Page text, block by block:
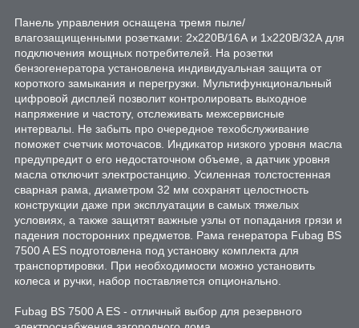
Панель управления оснащена тремя пыле/
влагозащищенными розетками: 2х220В/16А и 1х220В/32А для
подключения мощных потребителей. На розетки
бензогенератора установлена индивидуальная защита от
короткого замыкания и перегрузки. Мультифункциональный
цифровой дисплей позволит контролировать выходное
напряжение и частоту, отслеживать межсервисные
интервалы. Не забыть про очередное техобслуживание
поможет счетчик моточасов. Индикатор низкого уровня масла
предупредит о его недостаточном объеме, а датчик уровня
масла отключит электростанцию. Усиленная толстостенная
сварная рама, диаметром 32 мм сохранят целостность
конструкции даже при эксплуатации в самых тяжелых
условиях, а также защитят важные узлы от попадания грязи и
падения посторонних предметов. Рама генератора Fubag BS
7500 A ES подготовлена под установку комплекта для
транспортировки. При необходимости можно установить
колеса и ручки, набор поставляется опционально.
Fubag BS 7500 A ES - отличный выбор для резервного